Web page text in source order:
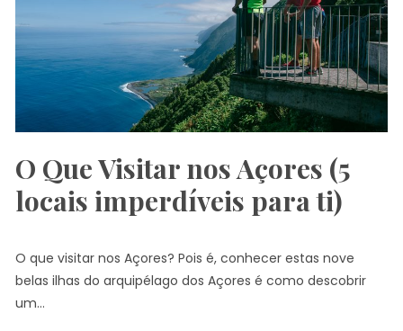
O Que Visitar nos Açores (5
locais imperdíveis para ti)
O que visitar nos Açores? Pois é, conhecer estas nove
belas ilhas do arquipélago dos Açores é como descobrir
um…